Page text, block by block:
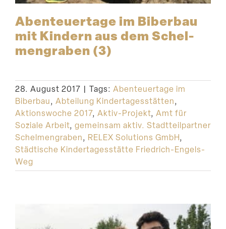
Abenteu­ertage im Biberbau
mit Kindern aus dem Schel­
men­graben (3)
28. August 2017 | Tags: Abenteuertage im
Biberbau, Abteilung Kindertagesstätten,
Aktionswoche 2017, Aktiv-Projekt, Amt für
Soziale Arbeit, gemeinsam aktiv. Stadtteilpartner
Schelmengraben, RELEX Solutions GmbH,
Städtische Kindertagesstätte Friedrich-Engels-
Weg